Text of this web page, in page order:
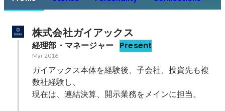
株式会社ガイアックス
経理部・マネージャー Present
Mar 2016-
ガイアックス本体を経験後、子会社、投資先も複
数社経験し、
現在は、連結決算、開示業務をメインに担当。